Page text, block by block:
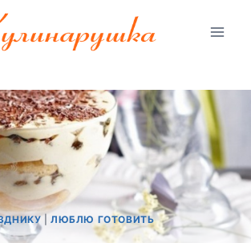
|ЛЮБЛЮ ГОТОВИТЬ